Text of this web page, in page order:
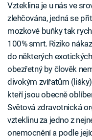
Vzteklina je u nás ve
zlehčována, jedná se
mozkové buňky tak
100% smrt. Riziko
do některých
obezřetný by člověk
divokým zvířatům
kteří jsou obecně
Světová zdravotnická
vzteklinu za jedno z
onemocnění a podle